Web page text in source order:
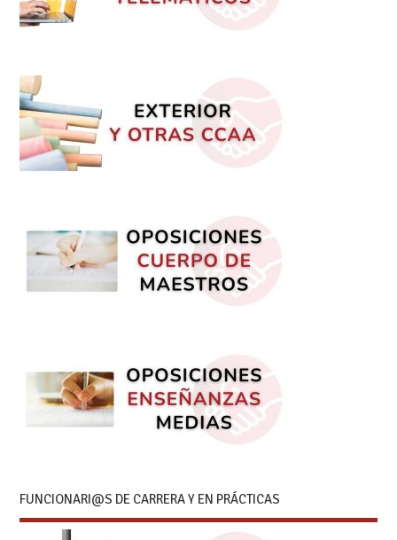
FUNCIONARI@S DE CARRERA Y EN PRÁCTICAS